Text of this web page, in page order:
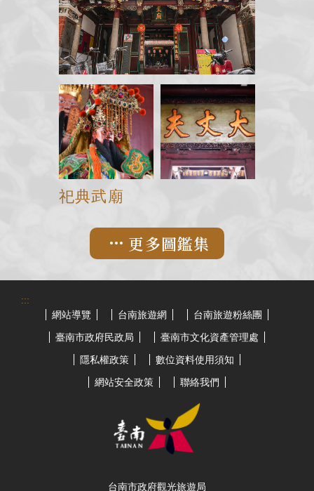
祀典武廟
更多圖鑑集
:::
網站導覽
台南旅遊網
台南旅遊粉絲團
臺南市政府民政局
臺南市文化資產管理處
隱私權政策
數位資料使用須知
網站安全政策
聯絡我們
台南市政府觀光旅遊局